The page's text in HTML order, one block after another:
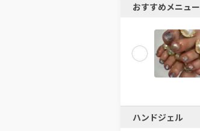
おすすめメニュー
ハンドジェル